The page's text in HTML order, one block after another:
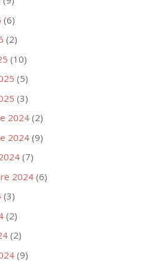
(6)
(2)
(10)
(5)
(3)
2024 (2)
2024 (9)
(7)
2024 (6)
(3)
(2)
(2)
(9)